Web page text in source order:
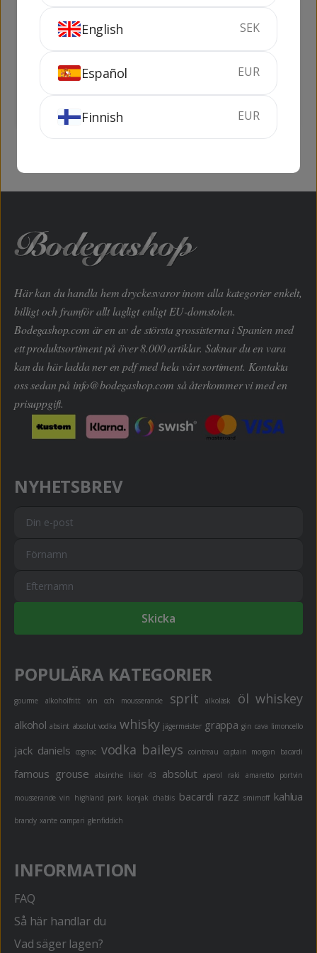
Soberano 1 lit
30%
KÖP
Tunel Napoleon 1
KÖP
Här kan du handla hem dryckesvaror inom alla kategorier enkelt,
billigt och framför allt lagligt enligt EU-domstolen.
Bodegashop.com är en av de största grossisterna i Spanien med
ett produktsortiment på över 8.000 artiklar. Saknar du en vara
kan du här ladda ner en pdf med hela vårt sortiment. Kontakta
oss sedan på info@bodegashop.com så återkommer vi med en
prisuppgift.
NYHETSBREV
Skicka
POPULÄRA KATEGORIER
gourme alkoholfritt vin och mousserande sprit alkoläsk öl whiskey
alkohol absint absolut vodka whisky jägermeister grappa gin cava limoncello
jack daniels cognac vodka baileys cointreau captain morgan bacardi
famous grouse absinthe likör 43 absolut aperol raki amaretto portvin
mousserande vin highland park konjak chablis bacardi razz smirnoff kahlua
brandy xante campari glenfiddich
INFORMATION
FAQ
Så här handlar du
Vad säger lagen?
English SEK
Español EUR
Finnish EUR